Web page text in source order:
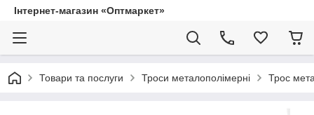
Інтернет-магазин «Оптмаркет»
Товари та послуги Троси металополімерні Трос